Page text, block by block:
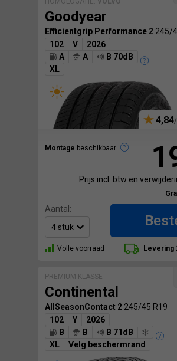
Goodyear
Efficientgrip Performance 2 245/
102
V
2026
A
A
B 70dB
XL
4,84
Montage beschikbaar
Prijs incl. btw en
Aantal:
Volle voorraad Levering
PREMIUM KLASSE
Continental
AllSeasonContact 2 245/45 R19
102
Y
2026
B
B
B 71dB
XL
Velg beschermrand